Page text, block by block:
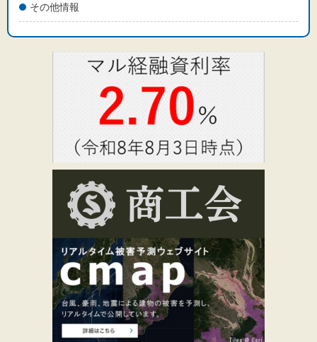
その他情報